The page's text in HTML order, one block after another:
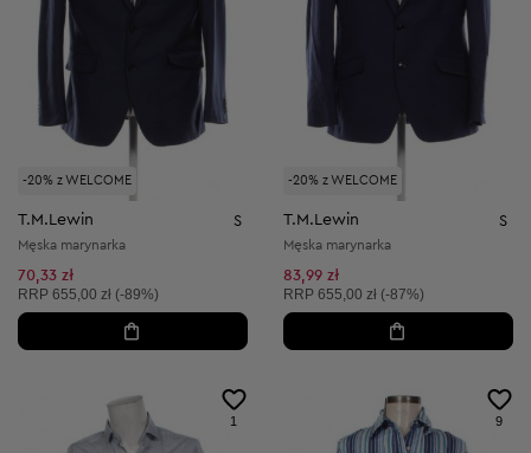
-20% z WELCOME
T.M.Lewin S
Męska marynarka
70,33 zł
Cena sugerowana:
RRP 655,00 zł (-89%)
-20% z WELCOME
T.M.Lewin S
Męska marynarka
83,99 zł
Cena sugerowana:
RRP 655,00 zł (-87%)
1 9